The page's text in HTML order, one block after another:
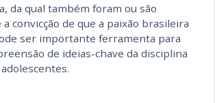
da qual também foram ou são
convicção de que a paixão brasileira
ser importante ferramenta para
de ideias-chave da disciplina